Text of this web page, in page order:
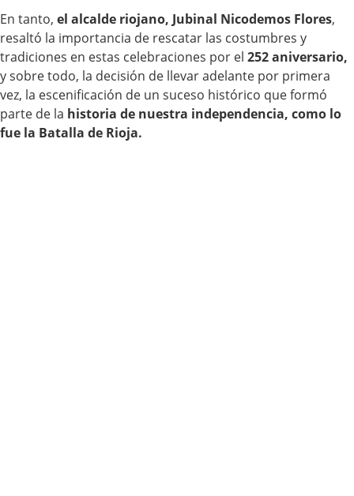
En tanto, el alcalde riojano, Jubinal Nicodemos Flores,
resaltó la importancia de rescatar las costumbres y
tradiciones en estas celebraciones por el 252 aniversario,
y sobre todo, la decisión de llevar adelante por primera
vez, la escenificación de un suceso histórico que formó
parte de la historia de nuestra independencia, como lo
fue la Batalla de Rioja.